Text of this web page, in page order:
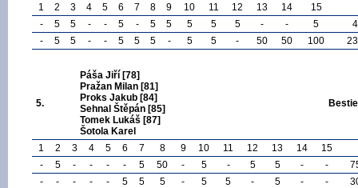
1
2 3 4 5 6 7 8 9 10 11 12 13 14
15
-
5 5 - - 5 - 5 5 5 5 5 - - 5
-
5 5 - - 5 5 5 - 5 5 - 50 50 100
5.
Páša Jiří [78]
Pražan Milan [81]
Proks Jakub [84]
Sehnal Štěpán [85]
Tomek Lukáš [87]
Šotola Karel
1 2 3 4 5 6 7 8 9 10 11 12 13 14
15
-
5 - - - - 5 50 - 5 - 5 5 - -
-
- - - - 5 5 5 - 5 5 - 5 - -